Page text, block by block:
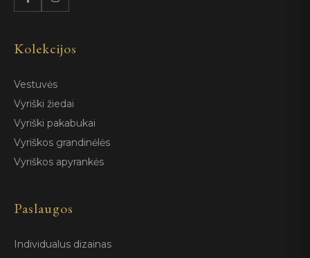
Kolekcijos
Vestuvės
Vyriški žiedai
Vyriški pakabukai
Vyriškos grandinėlės
Vyriškos apyrankės
Paslaugos
Individualus dizainas